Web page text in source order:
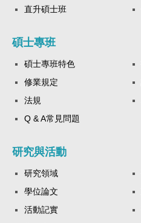
直升碩士班
碩士專班
碩士專班特色
修業規定
法規
Q & A常見問題
研究與活動
研究領域
學位論文
活動記實